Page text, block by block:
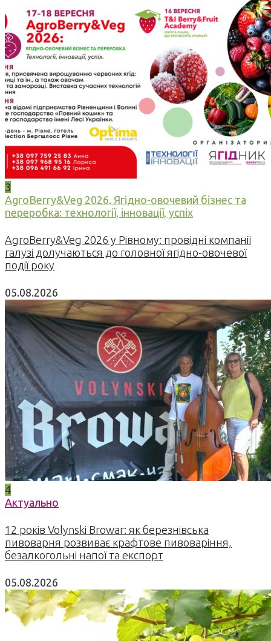
3
AgroBerry&Veg 2026. Ягідно-овочевий бізнес та
переробка: технології, інновації, успіх
AgroBerry&Veg 2026 у Рівному: провідні компанії
галузі долучаються до головної ягідно-овочевої
події року
05.08.2026
4
Актуально
12 років Volynski Browar: як березнівська
пивоварня розвиває крафтове пивоваріння,
безалкогольні напої та експорт
05.08.2026